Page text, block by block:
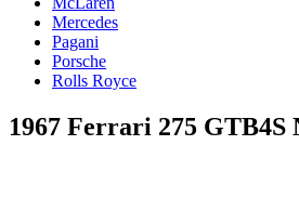
Mercedes
Pagani
Porsche
Rolls Royce
1967 Ferrari 275 GTB4S